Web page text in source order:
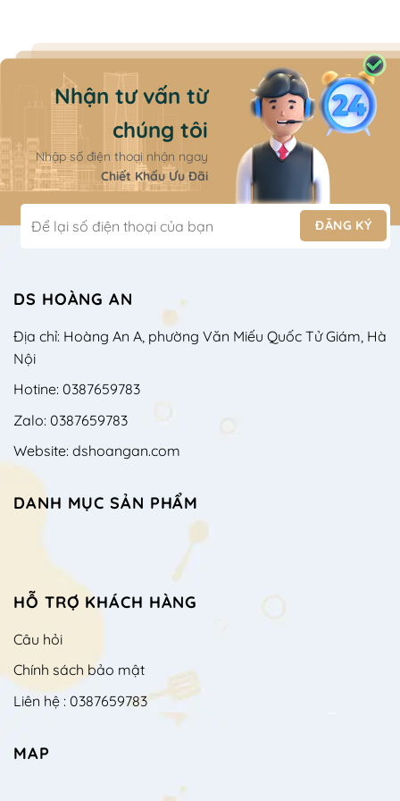
Nhận tư vấn từ
chúng tôi
Nhập số điện thoại nhận ngay
Chiết Khấu Ưu Đãi
DS HOÀNG AN
Địa chỉ: Hoàng An A, phường Văn Miếu Quốc Tử Giám, Hà
Nội
Hotine: 0387659783
Zalo: 0387659783
Website: dshoangan.com
DANH MỤC SẢN PHẨM
HỖ TRỢ KHÁCH HÀNG
Câu hỏi
Chính sách bảo mật
Liên hệ : 0387659783
MAP